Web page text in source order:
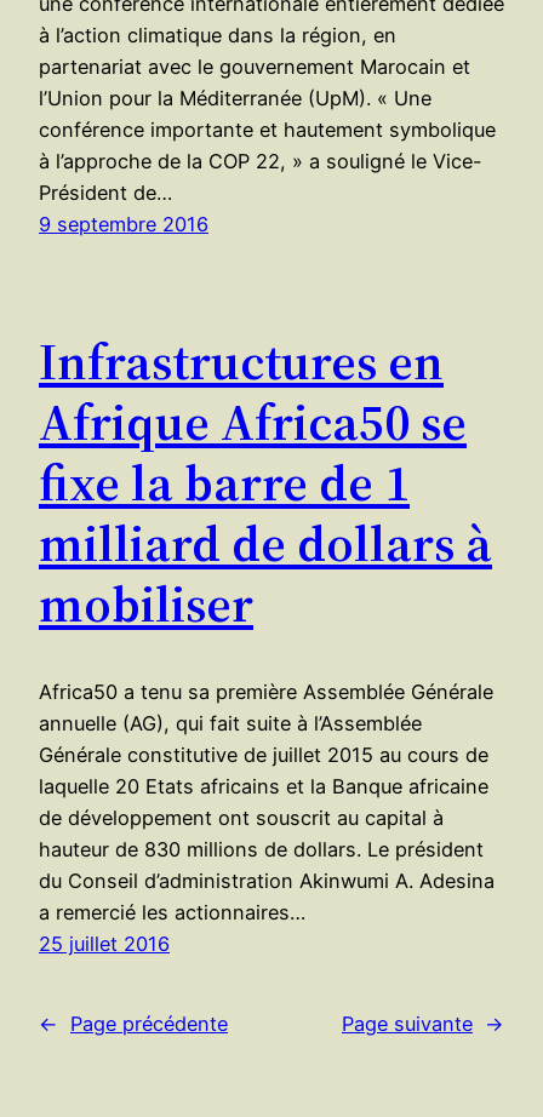
à l’action climatique dans la région, en
partenariat avec le gouvernement Marocain et
l’Union pour la Méditerranée (UpM). « Une
conférence importante et hautement symbolique
à l’approche de la COP 22, » a souligné le Vice-
Président de…
9 septembre 2016
Infrastructures en
Afrique Africa50 se
fixe la barre de 1
milliard de dollars à
mobiliser
Africa50 a tenu sa première Assemblée Générale
annuelle (AG), qui fait suite à l’Assemblée
Générale constitutive de juillet 2015 au cours de
laquelle 20 Etats africains et la Banque africaine
de développement ont souscrit au capital à
hauteur de 830 millions de dollars. Le président
du Conseil d’administration Akinwumi A. Adesina
a remercié les actionnaires…
25 juillet 2016
← Page précédente Page suivante →